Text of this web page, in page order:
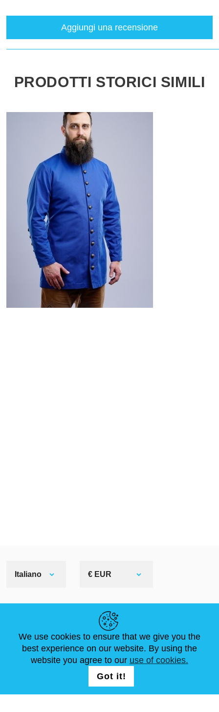
Aggiungi una recensione
PRODOTTI STORICI SIMILI
Italiano € EUR
NOTIZIE
ARTICOLI
ABOUT US
FAQ
DIMENSIONI STANDARD
CONTATTACI
We use cookies to ensure that we give you the
best experience on our website. By using the
website you agree to our use of cookies.
Got it!